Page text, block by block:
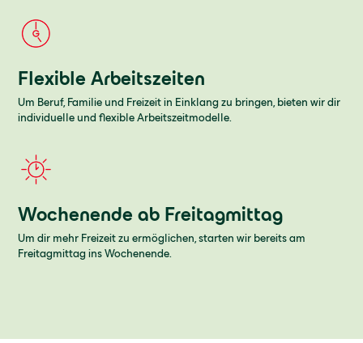
Flexible Arbeitszeiten
Um Beruf, Familie und Freizeit in Einklang zu bringen, bieten wir dir
individuelle und flexible Arbeitszeitmodelle.
Wochenende ab Freitagmittag
Um dir mehr Freizeit zu ermöglichen, starten wir bereits am
Freitagmittag ins Wochenende.